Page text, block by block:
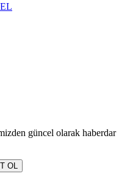
güncel olarak haberdar
OL